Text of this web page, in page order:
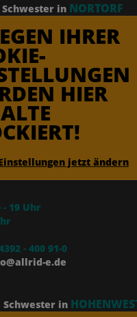
in NORTORF
IHRER
HIER
jetzt ändern
- 19 Uhr
- 400 91-0
e.de
Schwester in